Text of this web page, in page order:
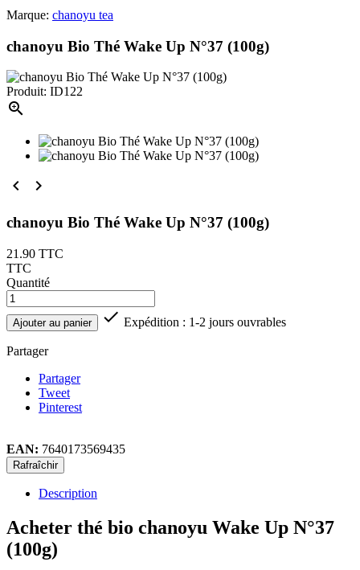
Marque: chanoyu tea
chanoyu Bio Thé Wake Up N°37 (100g)
Produit: ID122

 
chanoyu Bio Thé Wake Up N°37 (100g)
21.90 TTC
TTC
Quantité
Ajouter au panier  Expédition : 1-2 jours ouvrables
Partager
Partager
Tweet
Pinterest
EAN: 7640173569435
Description
Acheter thé bio chanoyu Wake Up N°37
(100g)